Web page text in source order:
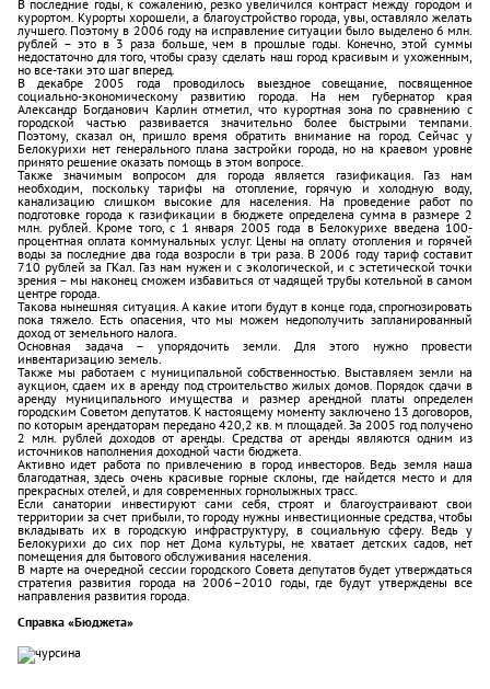
В последние годы, к сожалению, резко увеличился контраст между городом и
курортом. Курорты хорошели, а благоустройство города, увы, оставляло желать
лучшего. Поэтому в 2006 году на исправление ситуации было выделено 6 млн.
рублей – это в 3 раза больше, чем в прошлые годы. Конечно, этой суммы
недостаточно для того, чтобы сразу сделать наш город красивым и ухоженным,
но все-таки это шаг вперед.
В декабре 2005 года проводилось выездное совещание, посвященное
социально-экономическому развитию города. На нем губернатор края
Александр Богданович Карлин отметил, что курортная зона по сравнению с
городской частью развивается значительно более быстрыми темпами.
Поэтому, сказал он, пришло время обратить внимание на город. Сейчас у
Белокурихи нет генерального плана застройки города, но на краевом уровне
принято решение оказать помощь в этом вопросе.
Также значимым вопросом для города является газификация. Газ нам
необходим, поскольку тарифы на отопление, горячую и холодную воду,
канализацию слишком высокие для населения. На проведение работ по
подготовке города к газификации в бюджете определена сумма в размере 2
млн. рублей. Кроме того, с 1 января 2005 года в Белокурихе введена 100-
процентная оплата коммунальных услуг. Цены на оплату отопления и горячей
воды за последние два года возросли в три раза. В 2006 году тариф составит
710 рублей за ГКал. Газ нам нужен и с экологической, и с эстетической точки
зрения – мы наконец сможем избавиться от чадящей трубы котельной в самом
центре города.
Такова нынешняя ситуация. А какие итоги будут в конце года, спрогнозировать
пока тяжело. Есть опасения, что мы можем недополучить запланированный
доход от земельного налога.
Основная задача – упорядочить земли. Для этого нужно провести
инвентаризацию земель.
Также мы работаем с муниципальной собственностью. Выставляем земли на
аукцион, сдаем их в аренду под строительство жилых домов. Порядок сдачи в
аренду муниципального имущества и размер арендной платы определен
городским Советом депутатов. К настоящему моменту заключено 13 договоров,
по которым арендаторам передано 420,2 кв. м площадей. За 2005 год получено
2 млн. рублей доходов от аренды. Средства от аренды являются одним из
источников наполнения доходной части бюджета.
Активно идет работа по привлечению в город инвесторов. Ведь земля наша
благодатная, здесь очень красивые горные склоны, где найдется место и для
прекрасных отелей, и для современных горнолыжных трасс.
Если санатории инвестируют сами себя, строят и благоустраивают свои
территории за счет прибыли, то городу нужны инвестиционные средства, чтобы
вкладывать их в городскую инфраструктуру, в социальную сферу. Ведь у
Белокурихи до сих пор нет Дома культуры, не хватает детских садов, нет
помещения для бытового обслуживания населения.
В марте на очередной сессии городского Совета депутатов будет утверждаться
стратегия развития города на 2006–2010 годы, где будут утверждены все
направления развития города.
Справка «Бюджета»